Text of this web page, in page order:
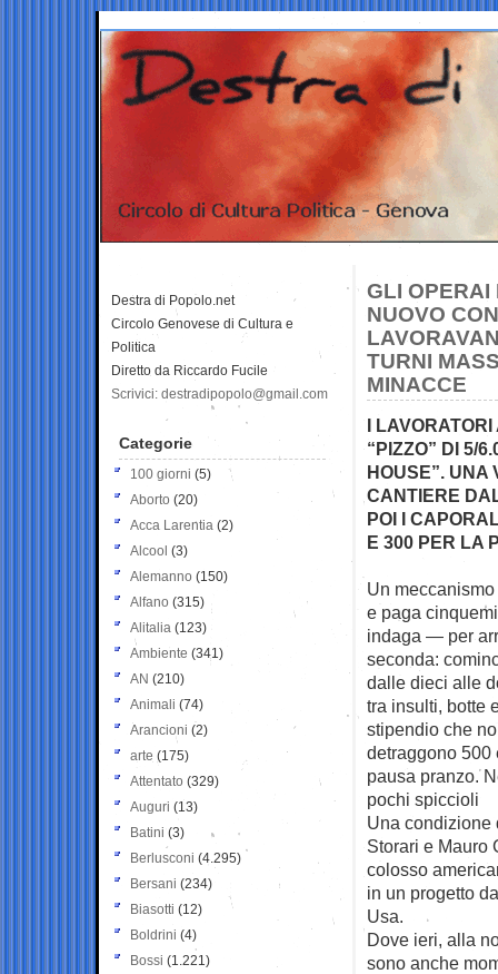
GLI OPERAI
NUOVO
TURNI
MINACCE
I
“PIZZO” DI 5/
HOUSE”. UNA
CANTIERE
POI I
E 300 PER LA
Un
e paga
indaga — per
seconda:
dalle dieci alle
tra insulti, botte
stipendio che
detraggono 500
pausa pranzo.
pochi spiccioli
Una condizione
Storari e Mauro
colosso
in un progetto
Usa.
Dove ieri, alla
sono anche
Destra di Popolo.net
Circolo Genovese di Cultura e
Politica
Diretto da Riccardo Fucile
Scrivici: destradipopolo@gmail.com
Categorie
100 giorni (5)
Aborto (20)
Acca Larentia (2)
Alcool (3)
Alemanno (150)
Alfano (315)
Alitalia (123)
Ambiente (341)
AN (210)
Animali (74)
Arancioni (2)
arte (175)
Attentato (329)
Auguri (13)
Batini (3)
Berlusconi (4.295)
Bersani (234)
Biasotti (12)
Boldrini (4)
Bossi (1.221)